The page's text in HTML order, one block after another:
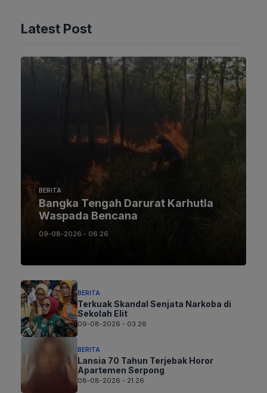
Latest Post
BERITA
Bangka Tengah Darurat Karhutla
Waspada Bencana
09-08-2026 - 06.26
BERITA
Terkuak Skandal Senjata Narkoba di
Sekolah Elit
09-08-2026 - 03.26
BERITA
Lansia 70 Tahun Terjebak Horor
Apartemen Serpong
08-08-2026 - 21.26